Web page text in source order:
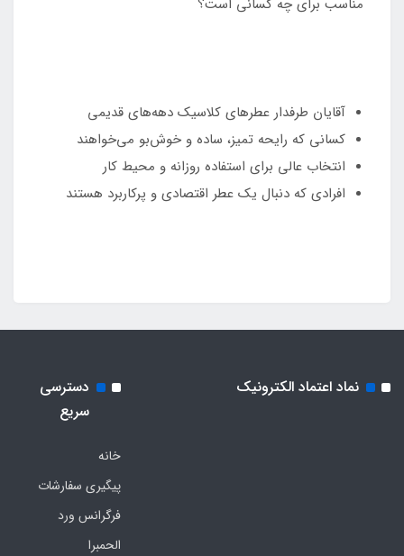
مناسب برای چه کسانی است؟
آقایان طرفدار عطرهای کلاسیک دهه‌های قدیمی
کسانی که رایحه تمیز، ساده و خوش‌بو می‌خواهند
انتخاب عالی برای استفاده روزانه و محیط کار
افرادی که دنبال یک عطر اقتصادی و پرکاربرد هستند
نماد اعتماد الکترونیک
دسترسی
سریع
خانه
پیگیری سفارشات
فرگرانس ورد
الحمبرا